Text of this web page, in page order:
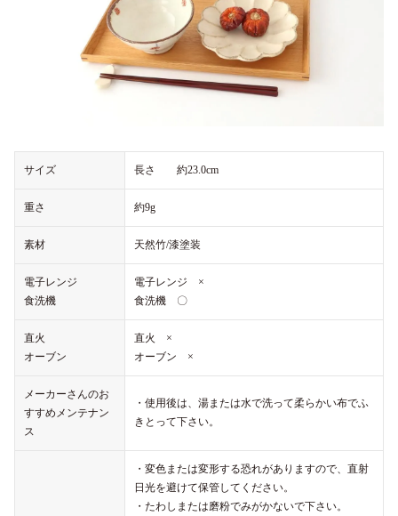
サイズ 長さ 約23.0cm
重さ 約9g
素材 天然竹/漆塗装
電子レンジ
食洗機
電子レンジ ×
食洗機 〇
直火
オーブン
直火 ×
オーブン ×
メーカーさんのお
すすめメンテナン
ス
・使用後は、湯または水で洗って柔らかい布でふ
きとって下さい。
・変色または変形する恐れがありますので、直射
日光を避けて保管してください。
・たわしまたは磨粉でみがかないで下さい。